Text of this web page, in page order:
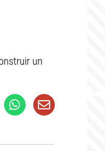
un